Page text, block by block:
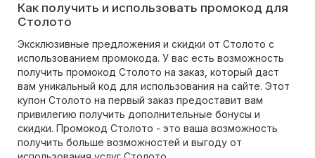
Как получить и использовать промокод для
Столото
Эксклюзивные предложения и скидки от Столото с
использованием промокода. У вас есть возможность
получить промокод Столото на заказ, который даст
вам уникальный код для использования на сайте. Этот
купон Столото на первый заказ предоставит вам
привилегию получить дополнительные бонусы и
скидки. Промокод Столото - это ваша возможность
получить больше возможностей и выгоду от